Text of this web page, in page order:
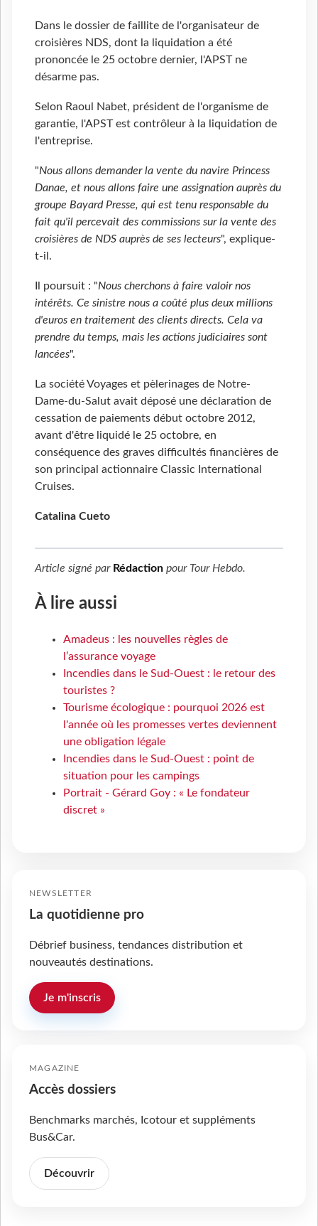
Dans le dossier de faillite de l'organisateur de
croisières NDS, dont la liquidation a été
prononcée le 25 octobre dernier, l'APST ne
désarme pas.
Selon Raoul Nabet, président de l'organisme de
garantie, l'APST est contrôleur à la liquidation de
l'entreprise.
"Nous allons demander la vente du navire Princess
Danae, et nous allons faire une assignation auprès du
groupe Bayard Presse, qui est tenu responsable du
fait qu'il percevait des commissions sur la vente des
croisières de NDS auprès de ses lecteurs", explique-
t-il.
Il poursuit : "Nous cherchons à faire valoir nos
intérêts. Ce sinistre nous a coûté plus deux millions
d'euros en traitement des clients directs. Cela va
prendre du temps, mais les actions judiciaires sont
lancées".
La société Voyages et pèlerinages de Notre-
Dame-du-Salut avait déposé une déclaration de
cessation de paiements début octobre 2012,
avant d'être liquidé le 25 octobre, en
conséquence des graves difficultés financières de
son principal actionnaire Classic International
Cruises.
Catalina Cueto
Article signé par Rédaction pour Tour Hebdo.
À lire aussi
Amadeus : les nouvelles règles de
l’assurance voyage
Incendies dans le Sud-Ouest : le retour des
touristes ?
Tourisme écologique : pourquoi 2026 est
l'année où les promesses vertes deviennent
une obligation légale
Incendies dans le Sud-Ouest : point de
situation pour les campings
Portrait - Gérard Goy : « Le fondateur
discret »
NEWSLETTER
La quotidienne pro
Débrief business, tendances distribution et
nouveautés destinations.
Je m'inscris
MAGAZINE
Accès dossiers
Benchmarks marchés, Icotour et suppléments
Bus&Car.
Découvrir